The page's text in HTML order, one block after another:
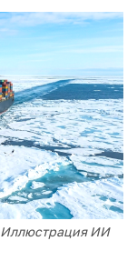
Иллюстрация ИИ